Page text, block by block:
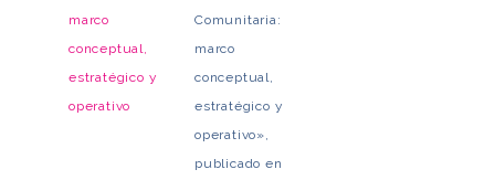
marco
conceptual,
estratégico y
operativo
Comunitaria:
marco
conceptual,
estratégico y
operativo»,
publicado en